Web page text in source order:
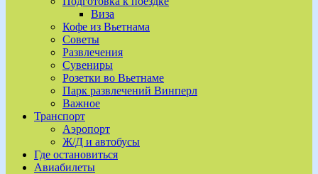
Виза
Кофе из Вьетнама
Советы
Развлечения
Сувениры
Розетки во Вьетнаме
Парк развлечений Винперл
Важное
Транспорт
Аэропорт
Ж/Д и автобусы
Где остановиться
Авиабилеты